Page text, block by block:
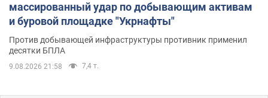
массированный удар по добывающим активам
и буровой площадке "Укрнафты"
Против добывающей инфраструктуры противник применил
десятки БПЛА
9.08.2026 21:58 7,4 т.